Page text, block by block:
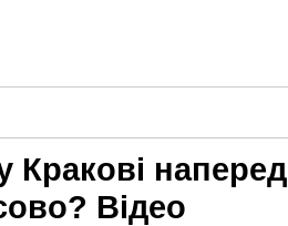
Відео